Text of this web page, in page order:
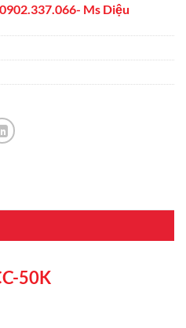
0902.337.066- Ms Diệu
50K